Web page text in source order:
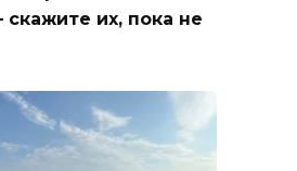
скажите их, пока не